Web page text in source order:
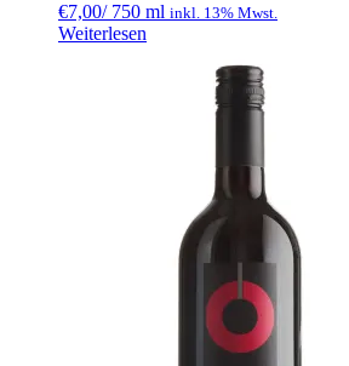
€7,00/ 750 ml inkl. 13% Mwst.
Weiterlesen